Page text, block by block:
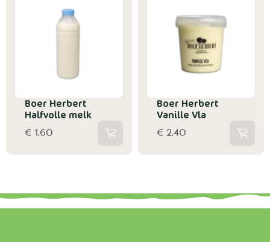
Boer Herbert
Halfvolle melk
€ 1,60
Boer Herbert
Vanille Vla
€ 2,40